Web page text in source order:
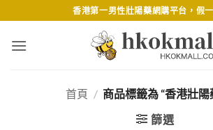
to
content
香港第一男性壯陽藥網購平台，假一
首頁 / 商品標籤為 “香港壯陽
篩選